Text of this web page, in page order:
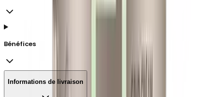
Bénéfices
Informations de livraison